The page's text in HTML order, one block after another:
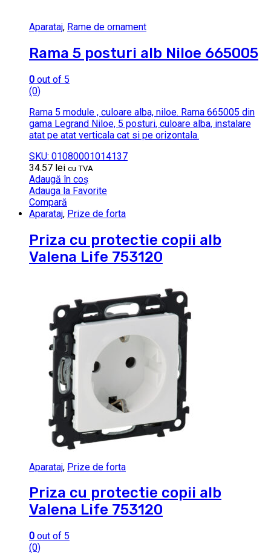
Aparataj, Rame de ornament
Rama 5 posturi alb Niloe 665005
0 out of 5
(0)
Rama 5 module , culoare alba, niloe. Rama 665005 din
gama Legrand Niloe, 5 posturi, culoare alba, instalare
atat pe atat verticala cat si pe orizontala.
SKU: 01080001014137
34.57 lei cu TVA
Adaugă în coș
Adauga la Favorite
Compară
Aparataj, Prize de forta
Priza cu protectie copii alb
Valena Life 753120
Aparataj, Prize de forta
Priza cu protectie copii alb
Valena Life 753120
0 out of 5
(0)